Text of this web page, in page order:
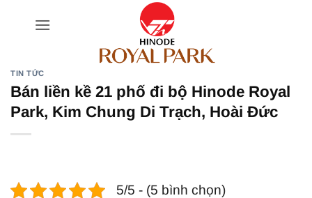
TIN TỨC
Bán liền kề 21 phố đi bộ Hinode Royal
Park, Kim Chung Di Trạch, Hoài Đức
5/5 - (5 bình chọn)